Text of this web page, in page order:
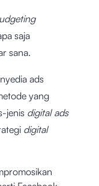
saja
sana.
ads
yang
jenis digital ads
digital